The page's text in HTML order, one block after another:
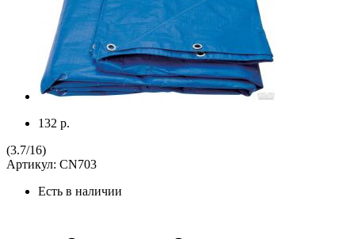
132 р.
(3.7/16)
Артикул: CN703
Есть в наличии